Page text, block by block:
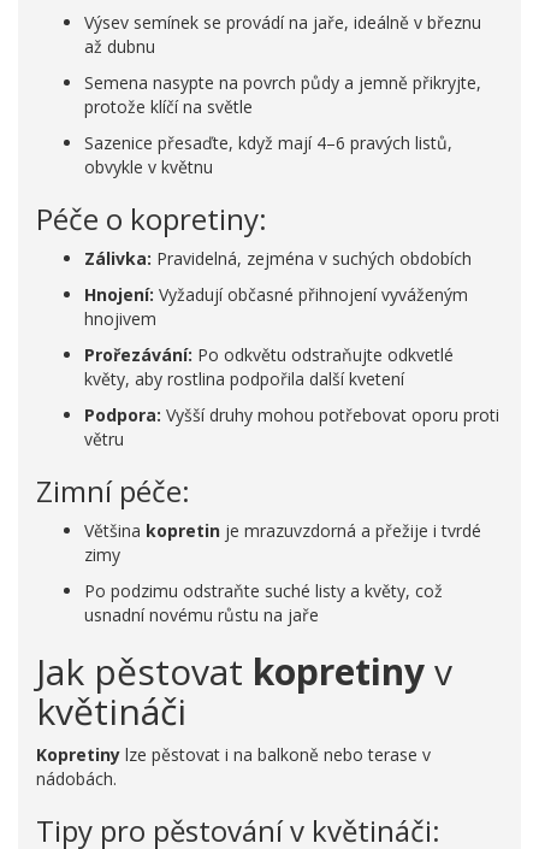
Výsev semínek se provádí na jaře, ideálně v březnu
až dubnu
Semena nasypte na povrch půdy a jemně přikryjte,
protože klíčí na světle
Sazenice přesaďte, když mají 4–6 pravých listů,
obvykle v květnu
Péče o kopretiny:
Zálivka: Pravidelná, zejména v suchých obdobích
Hnojení: Vyžadují občasné přihnojení vyváženým
hnojivem
Prořezávání: Po odkvětu odstraňujte odkvetlé
květy, aby rostlina podpořila další kvetení
Podpora: Vyšší druhy mohou potřebovat oporu proti
větru
Zimní péče:
Většina kopretin je mrazuvzdorná a přežije i tvrdé
zimy
Po podzimu odstraňte suché listy a květy, což
usnadní novému růstu na jaře
Jak pěstovat kopretinyv
květináči
Kopretiny lze pěstovat i na balkoně nebo terase v
nádobách.
Tipy pro pěstování v květináči: